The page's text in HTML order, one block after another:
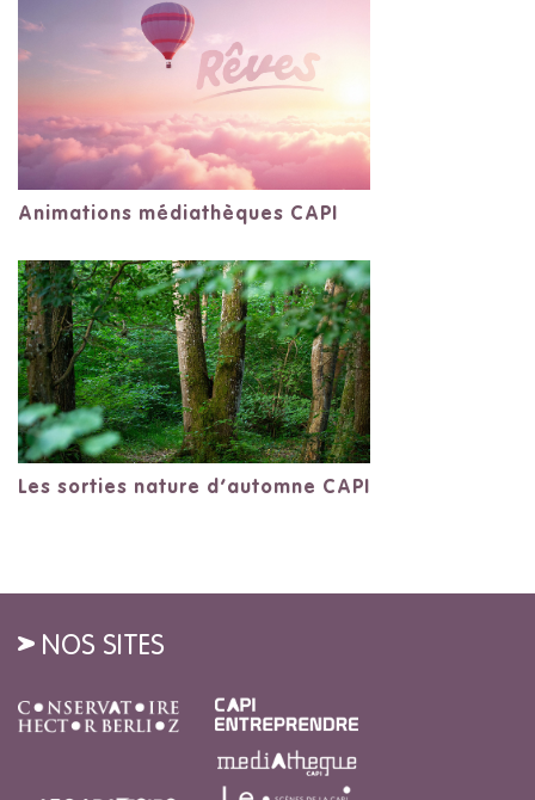
Animations médiathèques CAPI
Les sorties nature d’automne CAPI
NOS SITES